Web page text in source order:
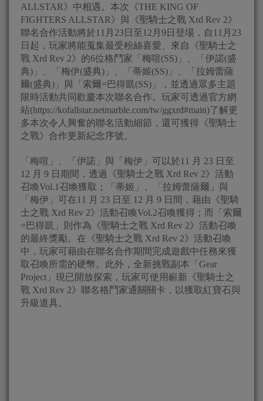
ALLSTAR》中相遇。本次《THE KING OF
FIGHTERS ALLSTAR》與《聖騎士之戰 Xrd Rev 2》
聯名合作活動將於11月23日至12月9日登場，自11月23
日起，玩家將能蒐集最受粉絲喜愛、來自《聖騎士之
戰 Xrd Rev 2》的6位格鬥家「梅喧(SS)」、「伊諾(盛
典)」、「梅伊(盛典)」、「蒂姬(SS)」、「拉姆蕾薩
爾(盛典)」與「索爾=巴得凱(SS)」，並透過眾多主題
限時活動共同歡慶本次聯名合作。玩家可透過官方網
站(https://kofallstar.netmarble.com/tw/ggxrd#main)了解更
多本次令人興奮的聯名活動細節，還可獲得《聖騎士
之戰》合作更新紀念序號。
「梅喧」、「伊諾」與「梅伊」可以於11 月 23 日至
12 月 9 日期間，透過《聖騎士之戰 Xrd Rev 2》活動
召喚Vol.1召喚獲取；「蒂姬」、「拉姆蕾薩爾」與
「梅伊」可在11 月 23 日至 12 月 9 日間，藉由《聖騎
士之戰 Xrd Rev 2》活動召喚Vol.2召喚獲得；而「索爾
=巴得凱」則作為《聖騎士之戰 Xrd Rev 2》活動召喚
的最終獎勵。在《聖騎士之戰 Xrd Rev 2》活動召喚
中，玩家可藉由在聯名合作期間完成遊戲中任務來獲
取召喚所需的硬幣。此外，全新挑戰副本「Gear
Project」現已開放探索，玩家可使用嶄新《聖騎士之
戰 Xrd Rev 2》聯名格鬥家通關關卡，以獲取紅寶石與
升級道具。